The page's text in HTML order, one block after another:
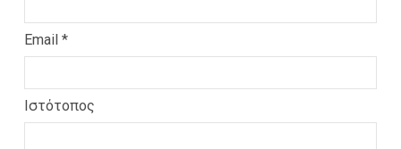
Email *
Ιστότοπος